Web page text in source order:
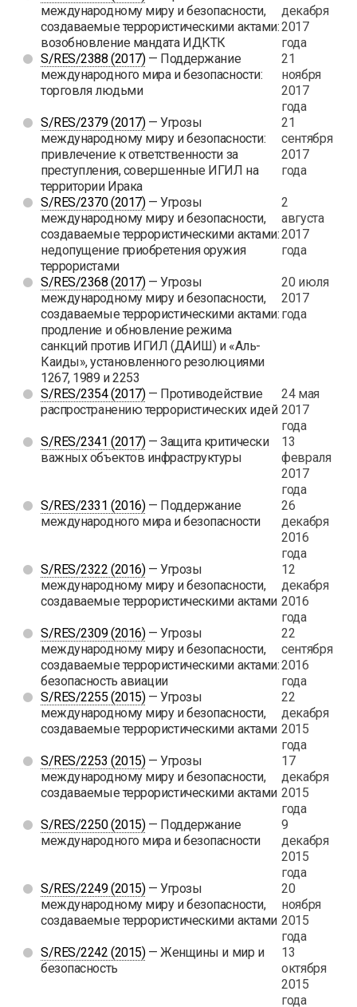
международному миру и безопасности,
создаваемые террористическими актами:
возобновление мандата ИДКТК
декабря
2017
года
S/RES/2388 (2017)— Поддержание
международного мира и безопасности:
торговля людьми
21
ноября
2017
года
S/RES/2379 (2017)— Угрозы
международному миру и безопасности:
привлечение к ответственности за
преступления, совершенные ИГИЛ на
территории Ирака
21
сентября
2017
года
S/RES/2370 (2017)— Угрозы
международному миру и безопасности,
создаваемые террористическими актами:
недопущение приобретения оружия
террористами
2
августа
2017
года
S/RES/2368 (2017)— Угрозы
международному миру и безопасности,
создаваемые террористическими актами:
продление и обновление режима
санкций против ИГИЛ (ДАИШ) и «Аль-
Каиды», установленного резолюциями
1267, 1989 и 2253
20 июля
2017
года
S/RES/2354 (2017)— Противодействие
распространению террористических идей
24 мая
2017
года
S/RES/2341 (2017)— Защита критически
важных объектов инфраструктуры
13
февраля
2017
года
S/RES/2331 (2016)— Поддержание
международного мира и безопасности
26
декабря
2016
года
S/RES/2322 (2016)— Угрозы
международному миру и безопасности,
создаваемые террористическими актами
12
декабря
2016
года
S/RES/2309 (2016)— Угрозы
международному миру и безопасности,
создаваемые террористическими актами:
безопасность авиации
22
сентября
2016
года
S/RES/2255 (2015)— Угрозы
международному миру и безопасности,
создаваемые террористическими актами
22
декабря
2015
года
S/RES/2253 (2015)— Угрозы
международному миру и безопасности,
создаваемые террористическими актами
17
декабря
2015
года
S/RES/2250 (2015)— Поддержание
международного мира и безопасности
9
декабря
2015
года
S/RES/2249 (2015)— Угрозы
международному миру и безопасности,
создаваемые террористическими актами
20
ноября
2015
года
S/RES/2242 (2015)— Женщины и мир и
безопасность
13
октября
2015
года